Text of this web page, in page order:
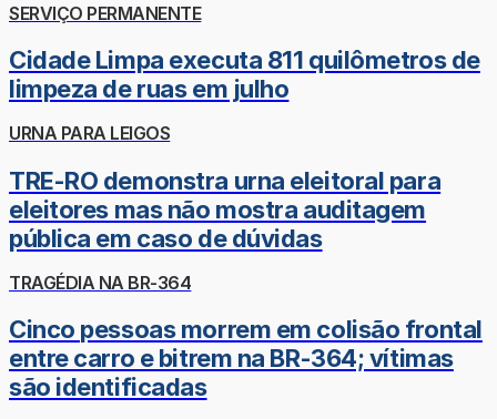
SERVIÇO PERMANENTE
Cidade Limpa executa 811 quilômetros de
limpeza de ruas em julho
URNA PARA LEIGOS
TRE-RO demonstra urna eleitoral para
eleitores mas não mostra auditagem
pública em caso de dúvidas
TRAGÉDIA NA BR-364
Cinco pessoas morrem em colisão frontal
entre carro e bitrem na BR-364; vítimas
são identificadas